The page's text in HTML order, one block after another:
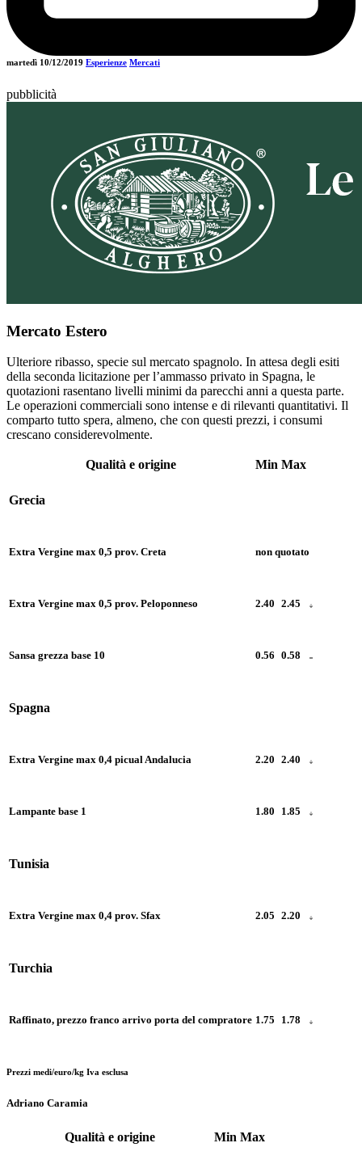
martedì 10/12/2019 Esperienze Mercati
pubblicità
Mercato Estero
Ulteriore ribasso, specie sul mercato spagnolo. In attesa degli esiti
della seconda licitazione per l’ammasso privato in Spagna, le
quotazioni rasentano livelli minimi da parecchi anni a questa parte.
Le operazioni commerciali sono intense e di rilevanti quantitativi. Il
comparto tutto spera, almeno, che con questi prezzi, i consumi
crescano considerevolmente.
Qualità e origine Min Max
Grecia
Extra Vergine max 0,5 prov. Creta non quotato
Extra Vergine max 0,5 prov. Peloponneso 2.40 2.45
Sansa grezza base 10 0.56 0.58
Spagna
Extra Vergine max 0,4 picual Andalucia 2.20 2.40
Lampante base 1 1.80 1.85
Tunisia
Extra Vergine max 0,4 prov. Sfax 2.05 2.20
Turchia
Raffinato, prezzo franco arrivo porta del compratore 1.75 1.78
Prezzi medi/euro/kg Iva esclusa
Adriano Caramia
Qualità e origine Min Max